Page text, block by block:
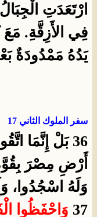
ارْتَعَدَتِ
فِي الأَزِقَّةِ.
يَدُهُ مَمْدُودَةٌ
سفر الملوك الثاني 17
36 بَلْ إِنَّمَا
أَرْضِ مِصْرَ
وَلَهُ اسْجُدُوا،
37 وَاحْفَظُوا